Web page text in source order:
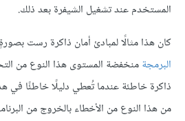
المستخدم عند تشغيل الشيفرة بعد ذلك.
كان هذا مثالًا لمبادئ أمان ذاكرة رست
البرمجةمنخفضة المستوى هذا النوع من
ذاكرة خاطئة عندما تُعطي دليلًا خاطئًا في
من هذا النوع من الأخطاء بالخروج من